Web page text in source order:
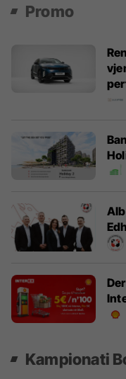
Promo
Kampionati